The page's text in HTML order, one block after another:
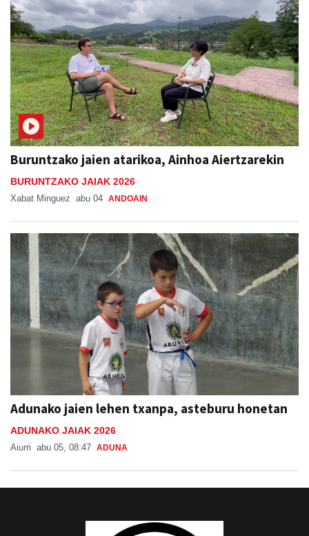
Buruntzako jaien atarikoa, Ainhoa Aiertzarekin
BURUNTZAKO JAIAK 2026
Xabat Minguez abu 04 ANDOAIN
Adunako jaien lehen txanpa, asteburu honetan
ADUNAKO JAIAK 2026
Aiurri abu 05, 08:47 ADUNA